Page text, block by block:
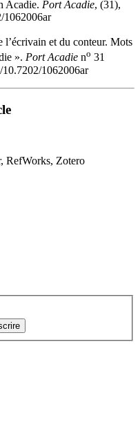
Acadie. Port Acadie, (31),
1062006ar
et du conteur. Mots
». Port Acadie no 31
1062006ar
RefWorks, Zotero